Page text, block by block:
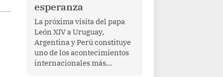
esperanza
La próxima visita del papa
León XIV a Uruguay,
Argentina y Perú constituye
uno de los acontecimientos
internacionales más